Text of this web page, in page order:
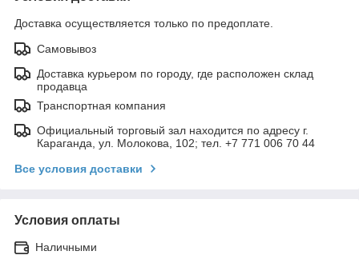
Доставка осуществляется только по предоплате.
Самовывоз
Доставка курьером по городу, где расположен склад
продавца
Транспортная компания
Официальный торговый зал находится по адресу г.
Караганда, ул. Молокова, 102; тел. +7 771 006 70 44
Все условия доставки
Условия оплаты
Наличными